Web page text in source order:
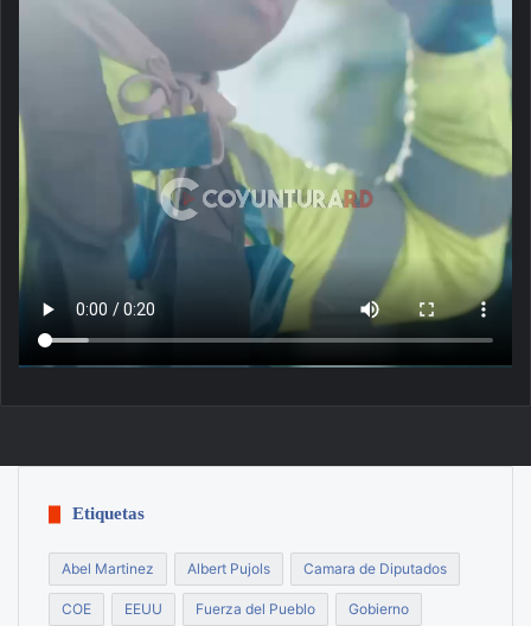
Etiquetas
Abel Martinez Albert Pujols Camara de Diputados
COE EEUU Fuerza del Pueblo Gobierno